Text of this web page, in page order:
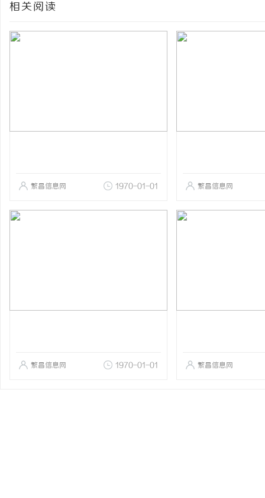
相关阅读
繁昌信息网 1970-01-01 繁昌信息网
繁昌信息网 1970-01-01 繁昌信息网